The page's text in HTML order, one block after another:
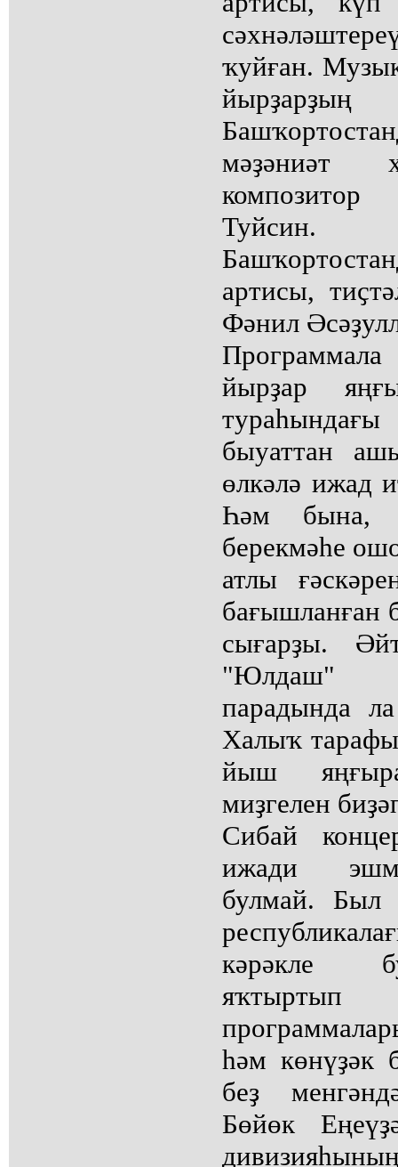
ҡуйған.
мәҙәниәт
артисы,
Фәнил
йырҙар
быуаттан
өлкәлә ижад
Һәм бына,
берекмәһе
атлы
бағышланған
сығарҙы.
"Юлдаш"
парадында
Халыҡ
йыш
миҙгелен
Сибай
ижади
булмай. Был
кәрәкле
һәм көнүҙәк
беҙ
Бөйөк